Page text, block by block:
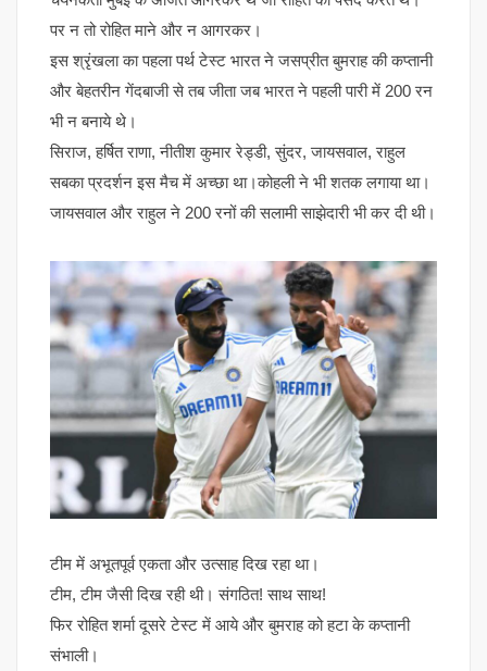
पर न तो रोहित माने और न आगरकर।
इस श्रृंखला का पहला पर्थ टेस्ट भारत ने जसप्रीत बुमराह की कप्तानी
और बेहतरीन गेंदबाजी से तब जीता जब भारत ने पहली पारी में 200 रन
भी न बनाये थे।
सिराज, हर्षित राणा, नीतीश कुमार रेड्डी, सुंदर, जायसवाल, राहुल
सबका प्रदर्शन इस मैच में अच्छा था।कोहली ने भी शतक लगाया था।
जायसवाल और राहुल ने 200 रनों की सलामी साझेदारी भी कर दी थी।
टीम में अभूतपूर्व एकता और उत्साह दिख रहा था।
टीम, टीम जैसी दिख रही थी। संगठित! साथ साथ!
फिर रोहित शर्मा दूसरे टेस्ट में आये और बुमराह को हटा के कप्तानी
संभाली।